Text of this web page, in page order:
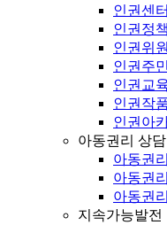
인권센터
인권정책
인권위
인권주
인권교
인권작
인권아
아동권리 상담
아동권
아동권
아동권
지속가능발전